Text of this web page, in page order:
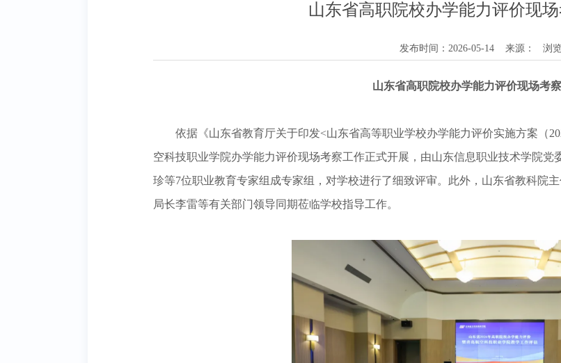
山东省高职院校办学能力评价现
发布时间：2026-05-14 来源： 浏览
山东省高职院校办学能力评价现场考
依据《山东省教育厅关于印发<山东省高等职业学校办学能力评价实施方案（
空科技职业学院办学能力评价现场考察工作正式开展，由山东信息职业技术学院
珍等7位职业教育专家组成专家组，对学校进行了细致评审。此外，山东省教科院
局长李雷等有关部门领导同期莅临学校指导工作。